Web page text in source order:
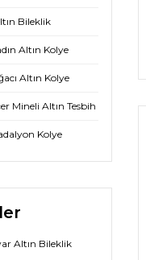
Bileklik
Altın Kolye
Altın Kolye
Mineli Altın Tesbih
Kolye